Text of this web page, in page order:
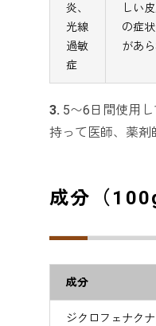
炎、
光線
過敏
症
しい
の症
があ
3. 5〜6日間使用
持って医師、薬剤
成分（
成分
ジクロフェナク